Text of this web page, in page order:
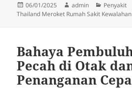
Diposkan
pada
06/01/2025 Penulis
admin Kategori
Penyakit
Thailand Meroket Rumah Sakit Kewalahan
Bahaya
Pecah di Otak
Penanganan